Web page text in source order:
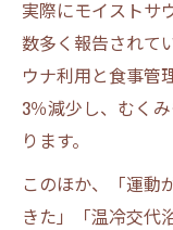
実際にモイストサ
数多く報告されて
ウナ利用と食事管
3％減少し、むく
ります。
このほか、「運動
きた」「温冷交代